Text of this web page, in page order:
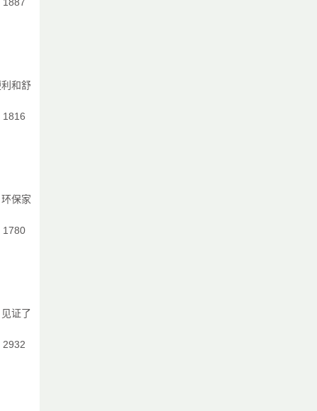
和舒
1816
保家
1780
证了
2932